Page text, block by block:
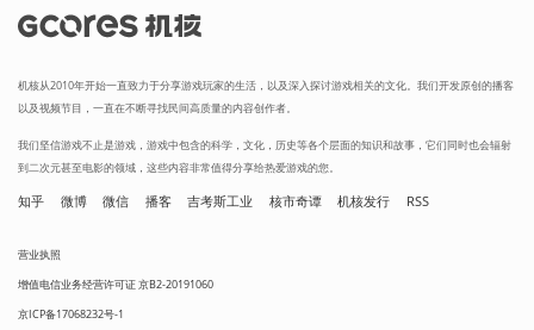
机核从2010年开始一直致力于分享游戏玩家的生活，以及深入探讨游戏相关的文化。我们开发原创的播客
以及视频节目，一直在不断寻找民间高质量的内容创作者。
我们坚信游戏不止是游戏，游戏中包含的科学，文化，历史等各个层面的知识和故事，它们同时也会辐射
到二次元甚至电影的领域，这些内容非常值得分享给热爱游戏的您。
知乎 微博 微信 播客 吉考斯工业 核市奇谭 机核发行 RSS
营业执照
增值电信业务经营许可证 京B2-20191060
京ICP备17068232号-1